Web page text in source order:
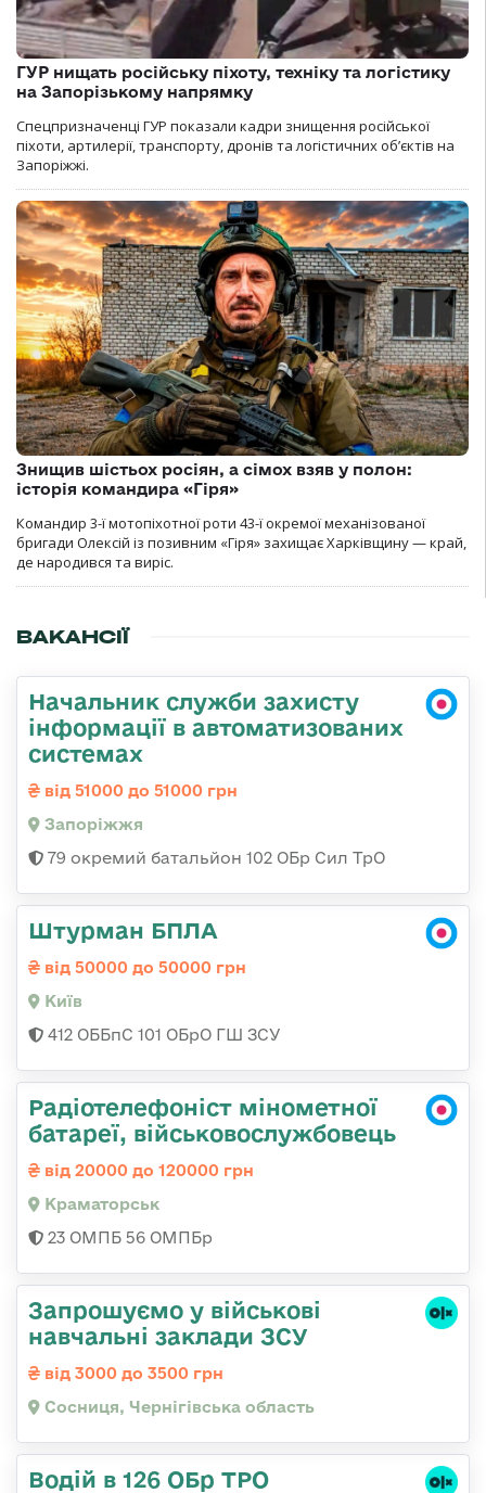
ГУР нищать російську піхоту, техніку та логістику
на Запорізькому напрямку
Спецпризначенці ГУР показали кадри знищення російської
піхоти, артилерії, транспорту, дронів та логістичних об’єктів на
Запоріжжі.
Знищив шістьох росіян, а сімох взяв у полон:
історія командира «Гіря»
Командир 3-ї мотопіхотної роти 43-ї окремої механізованої
бригади Олексій із позивним «Гіря» захищає Харківщину — край,
де народився та виріс.
ВАКАНСІЇ
Начальник служби захисту
інформації в автоматизованих
системах
від 51000 до 51000 грн
Запоріжжя
79 окремий батальйон 102 ОБр Сил ТрО
Штурман БПЛА
від 50000 до 50000 грн
Київ
412 ОББпС 101 ОБрО ГШ ЗСУ
Радіотелефоніст мінометної
батареї, військовослужбовець
від 20000 до 120000 грн
Краматорськ
23 ОМПБ 56 ОМПБр
Запрошуємо у військові
навчальні заклади ЗСУ
від 3000 до 3500 грн
Сосниця, Чернігівська область
Водій в 126 ОБр ТРО